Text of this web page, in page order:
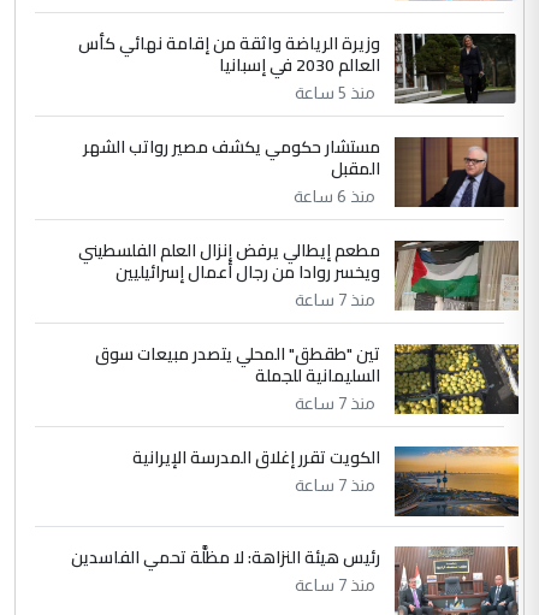
سردار
التعليق : واحد من عصابة علي ماما يسقط
جنسية الرافد الثالث للعراق ومن اصول عريقة
ابا فرات ...
الموضوع :
الجواهري يرد على صدام حسين سل
مضجعيك يابن الزنا (نص كامل)
5 حيدر عاشور
التعليق : تحياتي لك استاذ حامدتركان. كلام
دقيق ومسؤول؛ فالاستثمار الحقيقي للإنسان
وثروات البلد يعتمد على الكفاءة ...
الموضوع :
بين الإهمال واغتصاب الأرض.. بلاد
الرافدين تعاني الجفاف والتصحر!!
وزيرة الرياضة واثقة من إقامة نهائي كأس
العالم 2030 في إسبانيا
منذ 5 ساعة
مستشار حكومي يكشف مصير رواتب الشهر
المقبل
منذ 6 ساعة
مطعم إيطالي يرفض إنزال العلم الفلسطيني
ويخسر روادا من رجال أعمال إسرائيليين
منذ 7 ساعة
تين "طقطق" المحلي يتصدر مبيعات سوق
السليمانية للجملة
منذ 7 ساعة
الكويت تقرر إغلاق المدرسة الإيرانية
منذ 7 ساعة
رئيس هيئة النزاهة: لا مظلَّة تحمي الفاسدين
منذ 7 ساعة